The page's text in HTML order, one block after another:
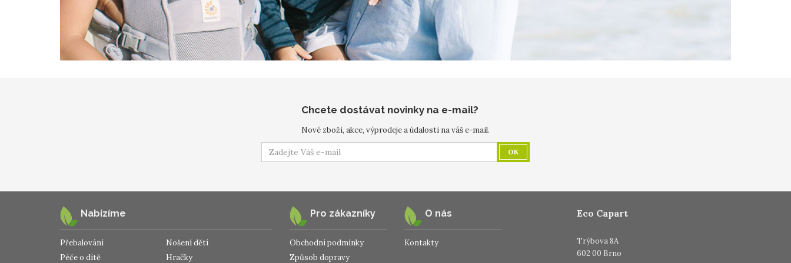
Chcete dostávat novinky na e-mail?
Nové zboží, akce, výprodeje a údalosti na váš e-mail.
OK
Nabízíme
Přebalování
Nošení dětí
Péče o dítě
Hračky
Pro zákazníky
Obchodní podmínky
Způsob dopravy
O nás
Kontakty
Eco Capart
Trýbova 8A
602 00 Brno